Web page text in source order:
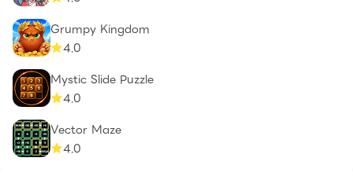
Grumpy Kingdom
4.0
Mystic Slide Puzzle
4.0
Vector Maze
4.0